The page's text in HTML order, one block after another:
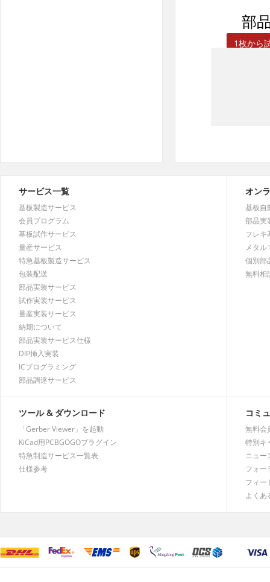
部品
1枚から
サービス一覧
基板製造サービス
会員プログラム
基板試作サービス
量産サービス
特急基板製造サービス
包装配送
部品実装サービス
試作実装サービス
量産実装サービス
納期について
部品実装サービス仕様
DIP挿入実装
ICプログラミング
部品調達サービス
オン
基板自
部品実
フレキ
メタル
個別部
無料相
ツール & ダウンロード
「Gerber Viewer」を起動
KiCad用PCBGOGOプラグイン
特急制造サービス一覧表
仕様参考
コミ
無料会
特別キ
ニュー
フォー
フィー
よくあ